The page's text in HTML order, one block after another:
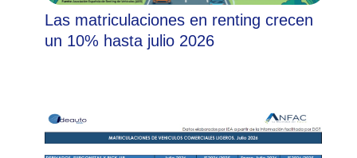
Las matriculaciones en renting crecen
un 10% hasta julio 2026